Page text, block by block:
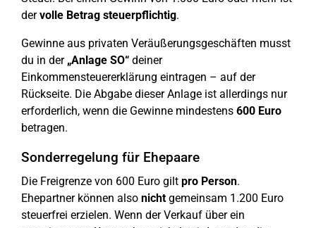
dervolle Betrag steuerpflichtig.
Gewinne aus privaten Veräußerungsgeschäften musst
du in der „Anlage SO“ deiner
Einkommensteuererklärung eintragen – auf der
Rückseite. Die Abgabe dieser Anlage ist allerdings nur
erforderlich, wenn die Gewinne mindestens 600 Euro
betragen.
Sonderregelung für Ehepaare
Die Freigrenze von 600 Euro gilt pro Person.
Ehepartner können also nichtgemeinsam 1.200 Euro
steuerfrei erzielen. Wenn der Verkauf über ein